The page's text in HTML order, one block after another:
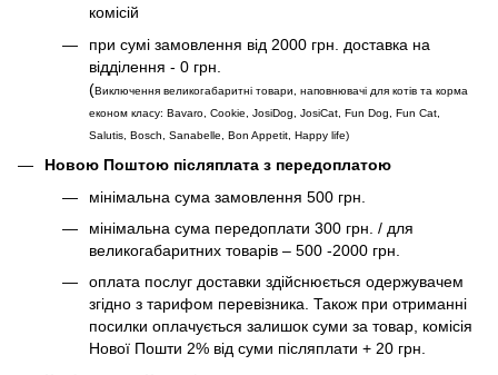
комісій
при сумі замовлення від 2000 грн. доставка на
відділення - 0 грн.
(Виключення великогабаритні товари, наповнювачі для котів та корма
економ класу: Bavaro, Cookie, JosiDog, JosiCat, Fun Dog, Fun Cat,
Salutis, Bosch, Sanabelle, Bon Appetit, Happy life)
Новою Поштою післяплата з передоплатою
мінімальна сума замовлення 500 грн.
мінімальна сума передоплати 300 грн. / для
великогабаритних товарів – 500 -2000 грн.
оплата послуг доставки здійснюється одержувачем
згідно з тарифом перевізника. Також при отриманні
посилки оплачується залишок суми за товар, комісія
Нової Пошти 2% від суми післяплати + 20 грн.